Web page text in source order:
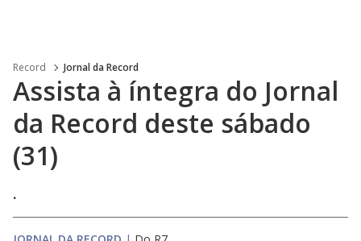
Record Jornal da Record
Assista à íntegra do Jornal
da Record deste sábado
(31)
.